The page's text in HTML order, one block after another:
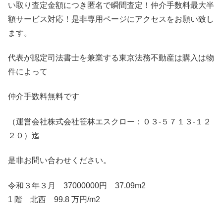
い取り査定金額につき匿名で瞬間査定！仲介手数料最大半
額サービス対応！是非専用ページにアクセスをお願い致し
ます。
代表が認定司法書士を兼業する東京法務不動産は購入は物
件によって
仲介手数料無料です
（運営会社株式会社笹林エスクロー：０３-５７１３-１２
２０）迄
是非お問い合わせください。
令和３年３月 37000000円 37.09m2
1 階 北西 99.8 万円/m2